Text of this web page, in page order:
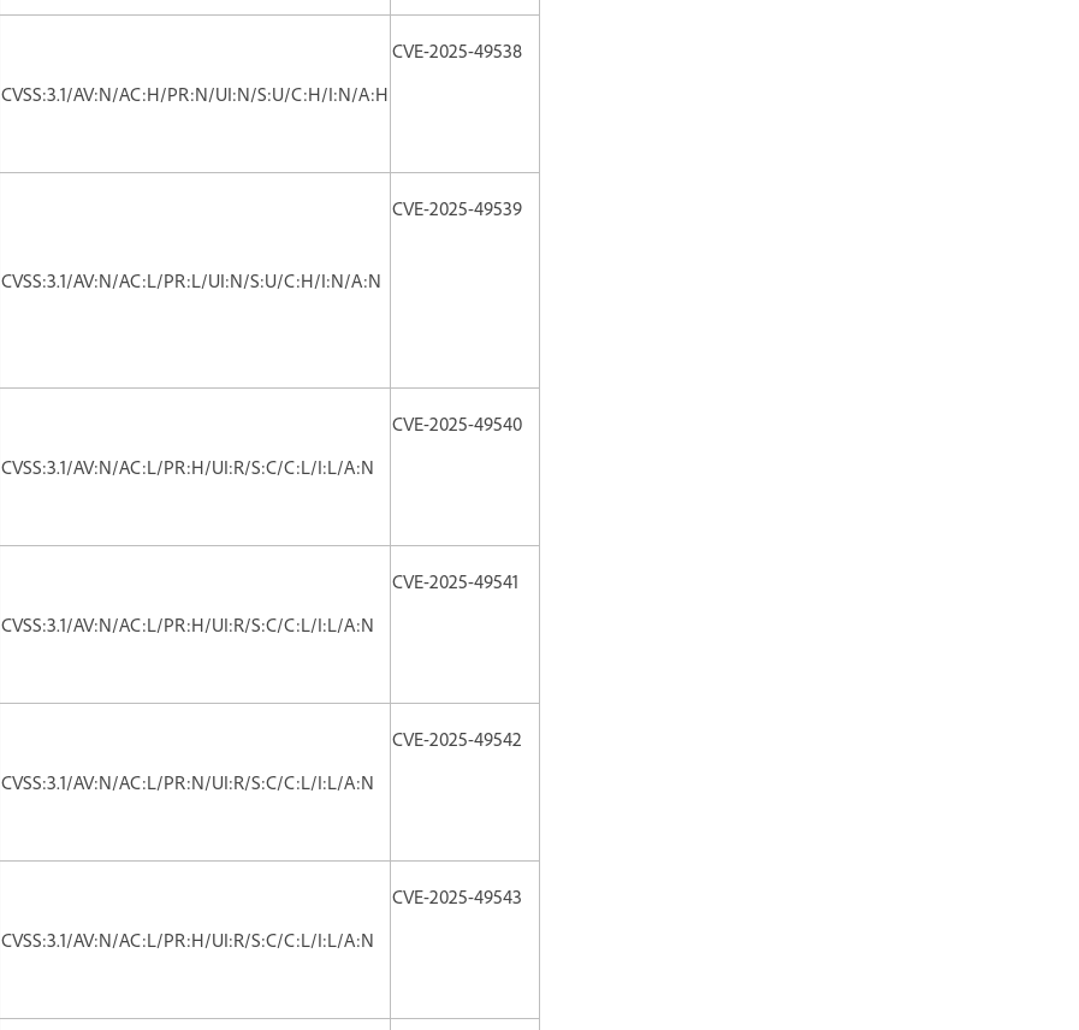
CVSS:3.1/AV:N/AC:H/PR:N/UI:N/S:U/C:H/I:N/A:H
CVE-2025-49538
CVSS:3.1/AV:N/AC:L/PR:L/UI:N/S:U/C:H/I:N/A:N
CVE-2025-49539
CVSS:3.1/AV:N/AC:L/PR:H/UI:R/S:C/C:L/I:L/A:N
CVE-2025-49540
CVSS:3.1/AV:N/AC:L/PR:H/UI:R/S:C/C:L/I:L/A:N
CVE-2025-49541
CVSS:3.1/AV:N/AC:L/PR:N/UI:R/S:C/C:L/I:L/A:N
CVE-2025-49542
CVSS:3.1/AV:N/AC:L/PR:H/UI:R/S:C/C:L/I:L/A:N
CVE-2025-49543